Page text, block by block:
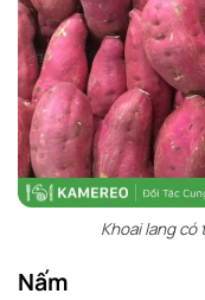
Khoai lang có
Nấm